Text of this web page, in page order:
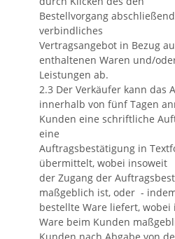
Bestellvorgang
verbindliches
Vertragsangebot in Bezug
enthaltenen Waren und/
Leistungen ab.
2.3 Der Verkäufer kann das
innerhalb von fünf Tagen
Kunden eine schriftliche
eine
Auftragsbestätigung in
übermittelt, wobei insoweit
der Zugang der
maßgeblich ist, oder -
bestellte Ware liefert,
Ware beim Kunden